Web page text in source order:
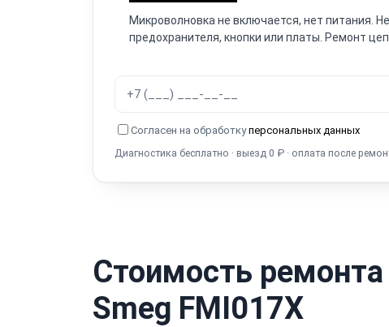
Микроволновка не включается, нет питания.
предохранителя, кнопки или платы. Ремонт
Согласен на обработкуперсональных данных
Диагностика бесплатно · выезд 0 ₽ · оплата после
Стоимость
Smeg FMI017X